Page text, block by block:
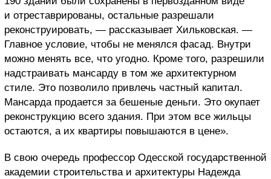
и отреставрированы, остальные разрешали
реконструировать, — рассказывает Хильковская. —
Главное условие, чтобы не менялся фасад. Внутри
можно менять все, что угодно. Кроме того, разрешили
надстраивать мансарду в том же архитектурном
стиле. Это позволило привлечь частный капитал.
Мансарда продается за бешеные деньги. Это окупает
реконструкцию всего здания. При этом все жильцы
остаются, а их квартиры повышаются в цене».
В свою очередь профессор Одесской государственной
академии строительства и архитектуры Надежда